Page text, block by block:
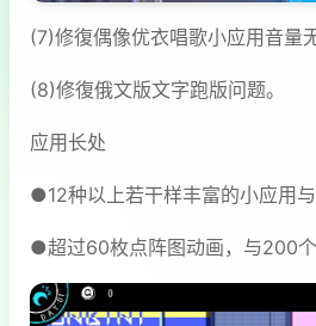
(7)修復偶像优衣唱歌小应用音量
(8)修復俄文版文字跑版问题。
应用长处
●12种以上若干样丰富的小应用与
●超过60枚点阵图动画，与200个